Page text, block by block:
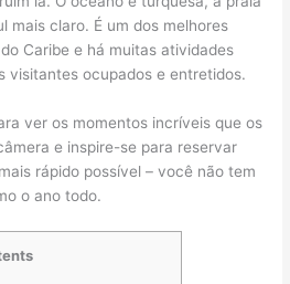
mais claro. É um dos melhores
Caribe e há muitas atividades
visitantes ocupados e entretidos.
ver os momentos incríveis que os
e inspire-se para reservar
rápido possível – você não tem
o ano todo.